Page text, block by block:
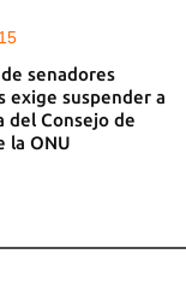
senadores
exige suspender a
del Consejo de
la ONU